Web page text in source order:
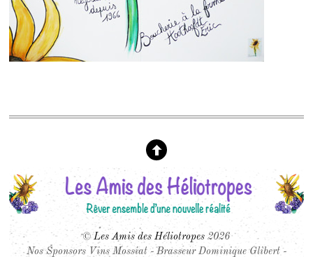
©Les Amis des Héliotropes 2026
Nos Sponsors Vins Mossiat - Brasseur Dominique Glibert -